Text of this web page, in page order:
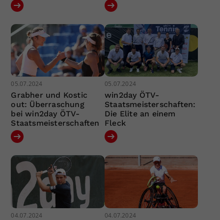
05.07.2024
Grabher und Kostic
out: Überraschung
bei win2day ÖTV-
Staatsmeisterschaften
05.07.2024
win2day ÖTV-
Staatsmeisterschaften:
Die Elite an einem
Fleck
04.07.2024 04.07.2024